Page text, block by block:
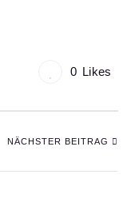
0 Likes
NÄCHSTER BEITRAG